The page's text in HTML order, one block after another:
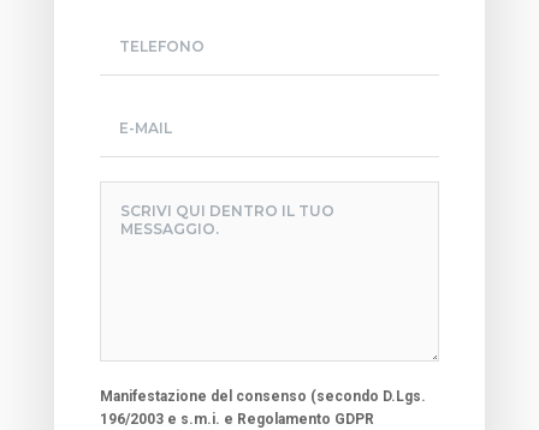
Manifestazione del consenso (secondo D.Lgs.
196/2003 e s.m.i. e Regolamento GDPR